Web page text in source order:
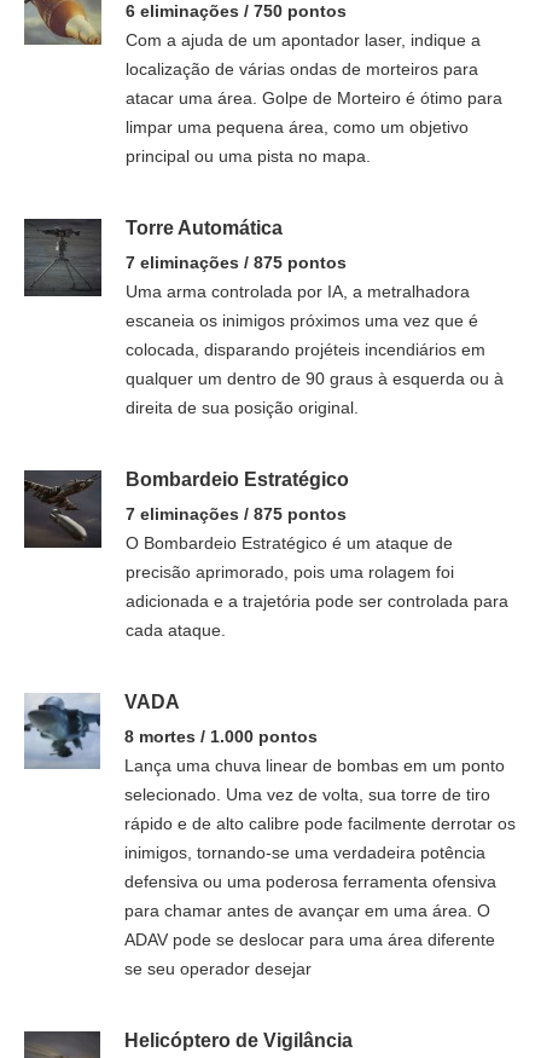
6 eliminações / 750 pontos
Com a ajuda de um apontador laser, indique a
localização de várias ondas de morteiros para
atacar uma área. Golpe de Morteiro é ótimo para
limpar uma pequena área, como um objetivo
principal ou uma pista no mapa.
Torre Automática
7 eliminações / 875 pontos
Uma arma controlada por IA, a metralhadora
escaneia os inimigos próximos uma vez que é
colocada, disparando projéteis incendiários em
qualquer um dentro de 90 graus à esquerda ou à
direita de sua posição original.
Bombardeio Estratégico
7 eliminações / 875 pontos
O Bombardeio Estratégico é um ataque de
precisão aprimorado, pois uma rolagem foi
adicionada e a trajetória pode ser controlada para
cada ataque.
VADA
8 mortes / 1.000 pontos
Lança uma chuva linear de bombas em um ponto
selecionado. Uma vez de volta, sua torre de tiro
rápido e de alto calibre pode facilmente derrotar os
inimigos, tornando-se uma verdadeira potência
defensiva ou uma poderosa ferramenta ofensiva
para chamar antes de avançar em uma área. O
ADAV pode se deslocar para uma área diferente
se seu operador desejar
Helicóptero de Vigilância